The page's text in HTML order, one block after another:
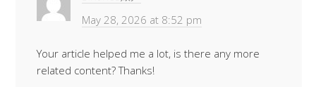
May 28, 2026 at 8:52 pm
Your article helped me a lot, is there any more
related content? Thanks!